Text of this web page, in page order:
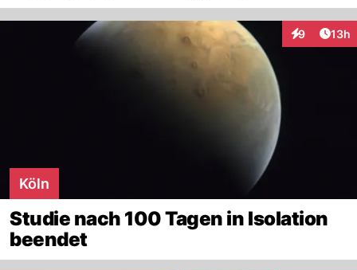
9
Interaktionen
13h
Köln
Studie nach 100 Tagen in Isolation
beendet